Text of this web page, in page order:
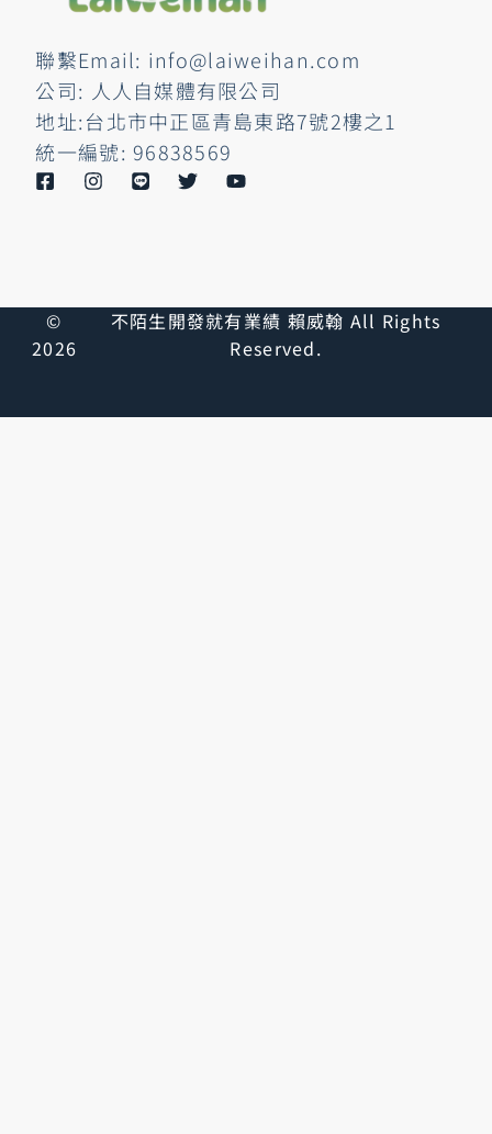
聯繫Email: info@laiweihan.com
公司: 人人自媒體有限公司
地址:台北市中正區青島東路7號2樓之1
統一編號: 96838569
©
2026
不陌生開發就有業績 賴威翰 All Rights
Reserved.